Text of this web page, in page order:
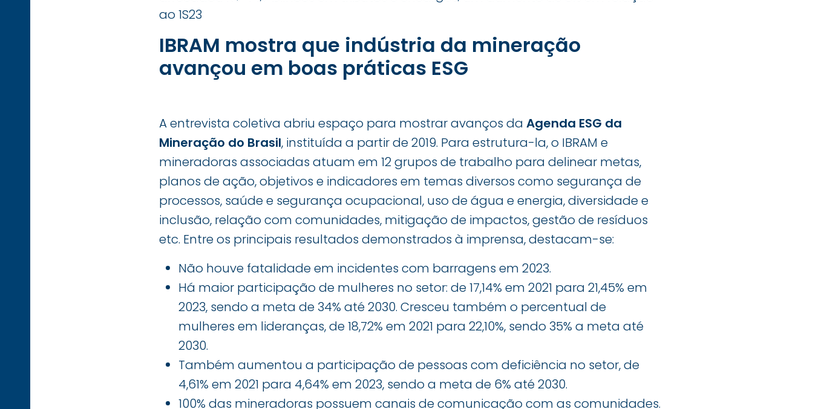
ao 1S23
IBRAM mostra que indústria da mineração
avançou em boas práticas ESG
A entrevista coletiva abriu espaço para mostrar avanços da Agenda ESG da
Mineração do Brasil, instituída a partir de 2019. Para estrutura-la, o IBRAM e
mineradoras associadas atuam em 12 grupos de trabalho para delinear metas,
planos de ação, objetivos e indicadores em temas diversos como segurança de
processos, saúde e segurança ocupacional, uso de água e energia, diversidade e
inclusão, relação com comunidades, mitigação de impactos, gestão de resíduos
etc. Entre os principais resultados demonstrados à imprensa, destacam-se:
Não houve fatalidade em incidentes com barragens em 2023.
Há maior participação de mulheres no setor: de 17,14% em 2021 para 21,45% em
2023, sendo a meta de 34% até 2030. Cresceu também o percentual de
mulheres em lideranças, de 18,72% em 2021 para 22,10%, sendo 35% a meta até
2030.
Também aumentou a participação de pessoas com deficiência no setor, de
4,61% em 2021 para 4,64% em 2023, sendo a meta de 6% até 2030.
100% das mineradoras possuem canais de comunicação com as comunidades.